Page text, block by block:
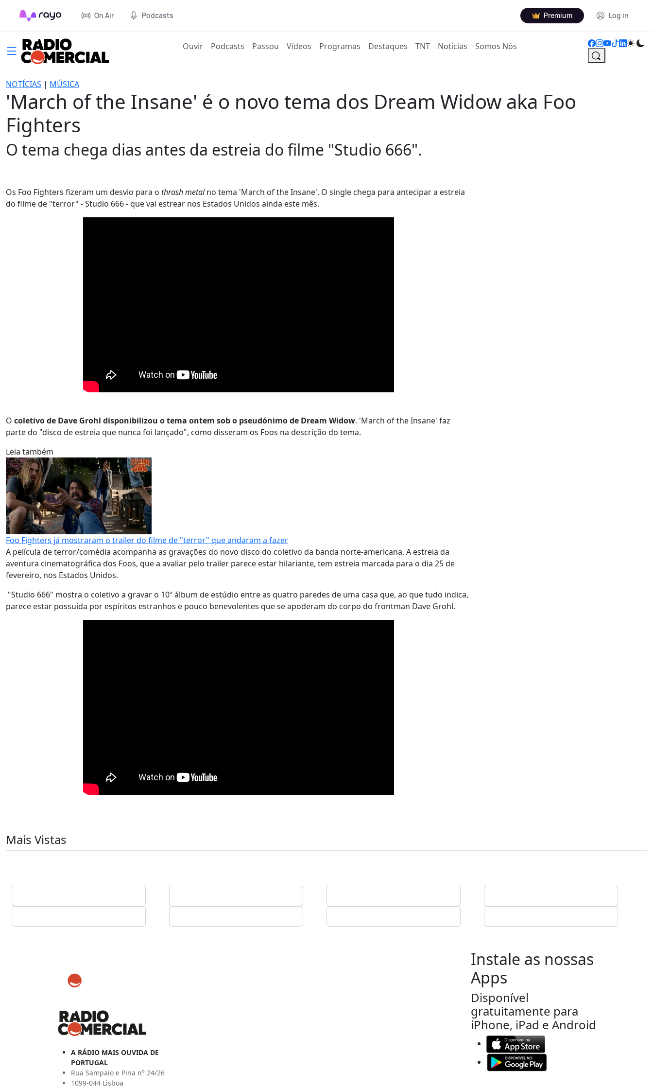
On Air Podcasts Premium Log in
Ouvir(current)
Podcasts Passou Vídeos Programas Destaques TNT Notícias Somos Nós
NOTÍCIAS | MÚSICA
'March of the Insane' é o novo tema dos Dream Widow aka Foo
Fighters
O tema chega dias antes da estreia do filme "Studio 666".
Os Foo Fighters fizeram um desvio para o thrash metalno tema 'March of the Insane'. O single chega para antecipar a estreia
do filme de "terror" - Studio 666 - que vai estrear nos Estados Unidos ainda este mês.
O coletivo de Dave Grohl disponibilizou o tema ontem sob o pseudónimo de Dream Widow. 'March of the Insane' faz
parte do "disco de estreia que nunca foi lançado", como disseram os Foos na descrição do tema.
Leia também
Foo Fighters já mostraram o trailer do filme de "terror" que andaram a fazer
A película de terror/comédia acompanha as gravações do novo disco do coletivo da banda norte-americana. A estreia da
aventura cinematográfica dos Foos, que a avaliar pelo trailer parece estar hilariante, tem estreia marcada para o dia 25 de
fevereiro, nos Estados Unidos.
"Studio 666" mostra o coletivo a gravar o 10º álbum de estúdio entre as quatro paredes de uma casa que, ao que tudo indica,
parece estar possuída por espíritos estranhos e pouco benevolentes que se apoderam do corpo do frontman Dave Grohl.
Mais Vistas
A RÁDIO MAIS OUVIDA DE
PORTUGAL
Rua Sampaio e Pina n° 24/26
1099-044 Lisboa
Instale as nossas
Apps
Disponível
gratuitamente para
iPhone, iPad e Android